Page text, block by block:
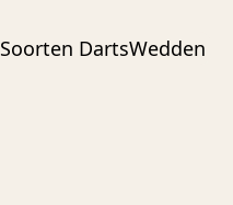
Soorten DartsWedden